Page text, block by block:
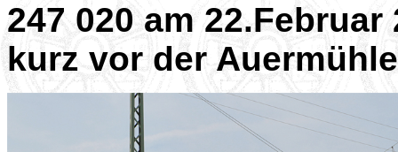
247 020 am
kurz vor der Auermühle